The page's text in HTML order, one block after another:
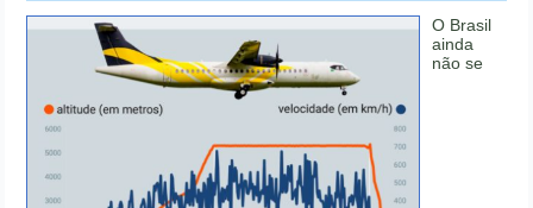
O Brasil
ainda
não se